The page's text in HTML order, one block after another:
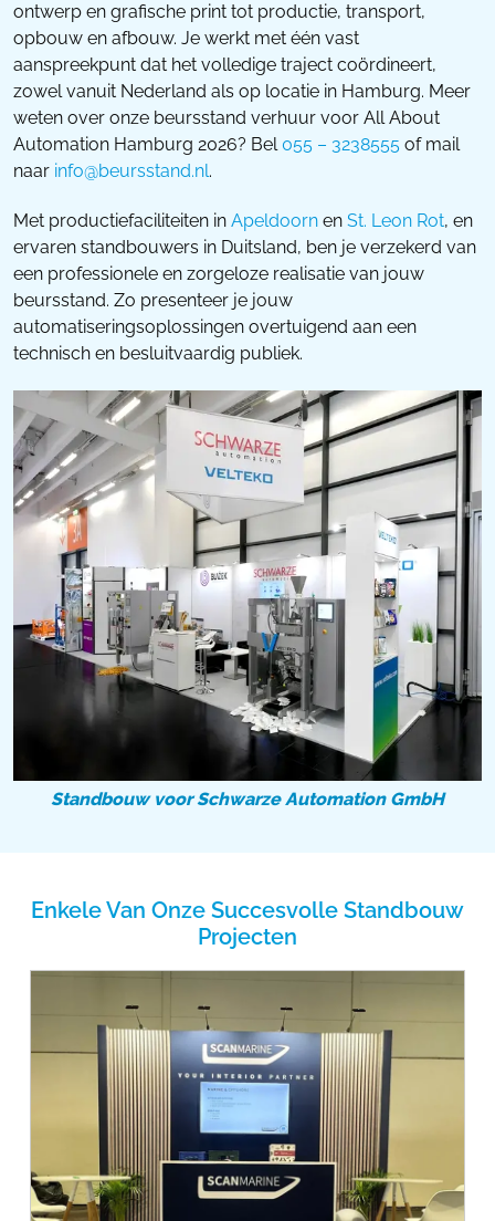
ontwerp en grafische print tot productie, transport,
opbouw en afbouw. Je werkt met één vast
aanspreekpunt dat het volledige traject coördineert,
zowel vanuit Nederland als op locatie in Hamburg. Meer
weten over onze beursstand verhuur voor All About
Automation Hamburg 2026? Bel 055 – 3238555 of mail
naar info@beursstand.nl.
Met productiefaciliteiten in Apeldoorn en St. Leon Rot, en
ervaren standbouwers in Duitsland, ben je verzekerd van
een professionele en zorgeloze realisatie van jouw
beursstand. Zo presenteer je jouw
automatiseringsoplossingen overtuigend aan een
technisch en besluitvaardig publiek.
Standbouw voor Schwarze Automation GmbH
Enkele Van Onze Succesvolle Standbouw
Projecten